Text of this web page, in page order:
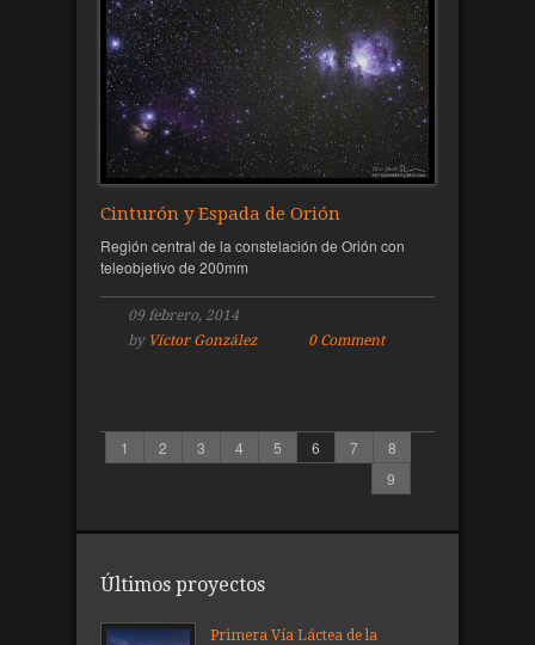
Cinturón y Espada de Orión
Región central de la constelación de Orión con
teleobjetivo de 200mm
09 febrero, 2014
by Víctor González 0 Comment
1 2 3 4 5 6 7
8
9
Últimos proyectos
Primera Vía Láctea de la